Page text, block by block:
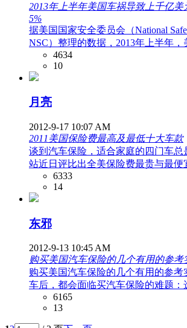
2013年上半年美国车祸导致上千亿
5%
据美国国家安全委员会（National
NSC）整理的数据，2013年上半年，
4634
10
月亮
2012-9-17 10:07 AM
2011美国保险费最高及最低十大车款
谈到汽车保险，适合家庭的四门车总
站近日评比出全美保险费最贵与最便
6333
14
东邪
2012-9-13 10:45 AM
购买美国汽车保险的几个有用的参考
购买美国汽车保险的几个有用的参考
车后，都会面临买汽车保险的难题：
6165
13